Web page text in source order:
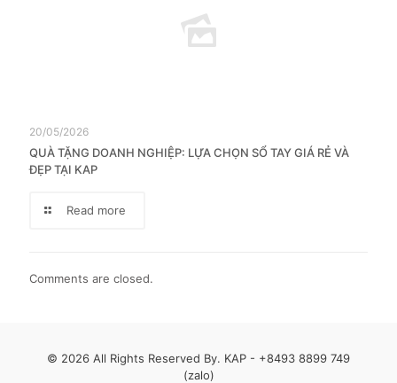
20/05/2026
QUÀ TẶNG DOANH NGHIỆP: LỰA CHỌN SỔ TAY GIÁ RẺ VÀ
ĐẸP TẠI KAP
Read more
Comments are closed.
© 2026 All Rights Reserved By. KAP - +8493 8899 749
(zalo)